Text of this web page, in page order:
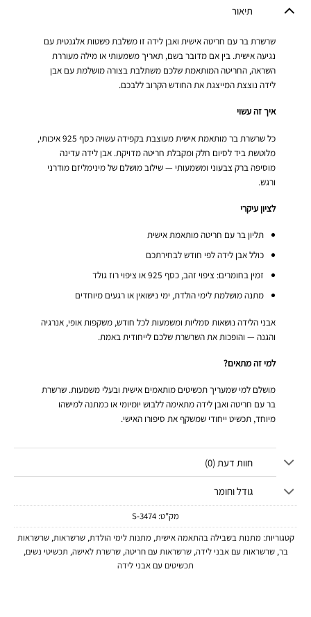
תיאור
שרשרת בר עם חריטה אישית ואבן לידה זו משלבת פשטות אלגנטית עם
נגיעה אישית. בין אם מדובר בשם, תאריך משמעותי או מילה מעוררת
השראה, החריטה המותאמת שלכם משתלבת בצורה מושלמת עם אבן
לידה נוצצת המייצגת את החודש הקרוב ללבכם.
איך זה עשוי
כל שרשרת בר מותאמת אישית מעוצבת בקפידה עשויה כסף 925 איכותי,
מלוטשת ביד לסיום חלק ומקבלת חריטה מדויקת. אבן לידה עדינה
מוסיפה ברק צבעוני ומשמעותי — שילוב מושלם של מינימליזם מודרני
ורגש.
לציון עיקרי
תליון בר עם חריטה מותאמת אישית
כולל אבן לידה לפי חודש לבחירתכם
זמין בחומרים: ציפוי זהב, כסף 925 או ציפוי רוז גולד
מתנה מושלמת לימי הולדת, ימי נישואין או רגעים מיוחדים
אבני הלידה נושאות סמליות ומשמעות לכל חודש, משקפות אופי, אנרגיה
והגנה — והופכות את השרשרת שלכם לייחודית באמת.
למי זה מתאים?
מושלם למי שמעריך תכשיטים מותאמים אישית ובעלי משמעות. שרשרת
בר עם חריטה ואבן לידה מתאימה ללבוש יומיומי או כמתנה למישהו
מיוחד, תכשיט ייחודי שמשקף את סיפורו האישי.
חוות דעת (0)
גודל וחומר
מק"ט: 3474-S
קטגוריות: מתנות בשבילה בהתאמה אישית, מתנות לימי הולדת,שרשראות,שרשראות
בר,שרשראות עם אבני לידה,שרשראות עם חריטה,שרשרת לאישה, תכשיטי נשים,
תכשיטים עם אבני לידה